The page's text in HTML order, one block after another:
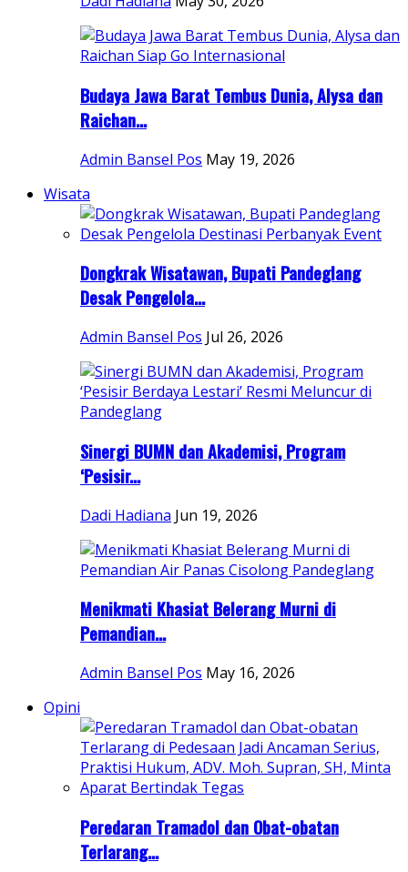
Budaya Jawa Barat Tembus Dunia, Alysa dan
Raichan...
Admin Bansel Pos May 19, 2026
Wisata
Dongkrak Wisatawan, Bupati Pandeglang
Desak Pengelola...
Admin Bansel Pos Jul 26, 2026
Sinergi BUMN dan Akademisi, Program
‘Pesisir...
Dadi Hadiana Jun 19, 2026
Menikmati Khasiat Belerang Murni di
Pemandian...
Admin Bansel Pos May 16, 2026
Opini
Peredaran Tramadol dan Obat-obatan
Terlarang...